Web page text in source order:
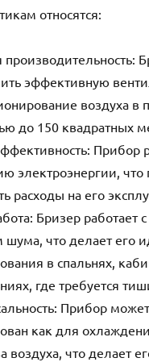
относятся:
производительность:
эффективную
воздуха в
до 150 квадратных
Прибор
электроэнергии, что
расходы на его
Бризер
шума, что делает его
в спальнях,
где требуется
Прибор
как для
воздуха, что делает